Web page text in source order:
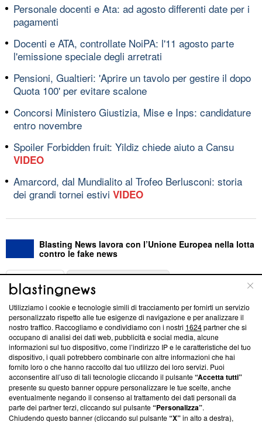
Personale docenti e Ata: ad agosto differenti date per i
pagamenti
Docenti e ATA, controllate NoiPA: l'11 agosto parte
l'emissione speciale degli arretrati
Pensioni, Gualtieri: 'Aprire un tavolo per gestire il dopo
Quota 100' per evitare scalone
Concorsi Ministero Giustizia, Mise e Inps: candidature
entro novembre
Spoiler Forbidden fruit: Yildiz chiede aiuto a Cansu
VIDEO
Amarcord, dal Mundialito al Trofeo Berlusconi: storia
dei grandi tornei estivi VIDEO
Blasting News lavora con l’Unione Europea nella lotta
contro le fake news
ABOUT
Questa sezione offre informazioni trasparenti su Blasting
News, sui nostri processi editoriali e su come ci impegniamo a
creare news di qualità. Inoltre, afferma la nostra aderenza a
‘Trust Project - News with Integrity’Blasting News non è
ancora membro del programma, ma ha richiesto di farne
parte; Trust Project non ha ancora effettuato una verifica di
conformità agli standard.
Su di noi
Utilizziamo i cookie e tecnologie simili di tracciamento per fornirti un servizio
personalizzato rispetto alle tue esigenze di navigazione e per analizzare il
nostro traffico. Raccogliamo e condividiamo con i nostri 1624partner che si
occupano di analisi dei dati web, pubblicità e social media, alcune
informazioni sul tuo dispositivo, come l’indirizzo IP e le caratteristiche del tuo
dispositivo, i quali potrebbero combinarle con altre informazioni che hai
fornito loro o che hanno raccolto dal tuo utilizzo dei loro servizi. Puoi
acconsentire all’uso di tali tecnologie cliccando il pulsante“Accetta tutti”
presente su questo banner oppure personalizzare le tue scelte, anche
eventualmente negando il consenso al trattamento dei dati personali da
parte dei partner terzi, cliccando sul pulsante“Personalizza”.
Chiudendo questo banner (cliccando sul pulsante“X”in alto a destra),